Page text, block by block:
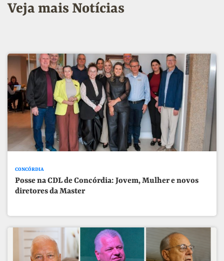
Veja mais Notícias
CONCÓRDIA
Posse na CDL de Concórdia: Jovem, Mulher e novos
diretores da Master